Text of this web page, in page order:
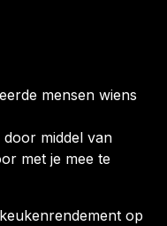
mensen wiens
middel van
met je mee te
op